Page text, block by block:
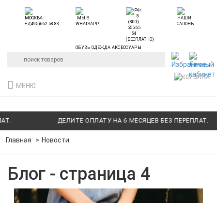
ОПЛАТУ НА 6 МЕСЯЦЕВ БЕЗ ПЕРЕПЛАТ. ДЕЛИТЕ
ОБУВЬ ОДЕЖДА АКСЕССУАРЫ
МЕНЮ
Главная Новости
Блог - страница 4